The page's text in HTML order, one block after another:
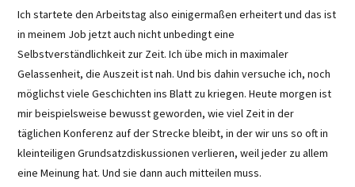
Ich startete den Arbeitstag also einigermaßen erheitert und das ist
in meinem Job jetzt auch nicht unbedingt eine
Selbstverständlichkeit zur Zeit. Ich übe mich in maximaler
Gelassenheit, die Auszeit ist nah. Und bis dahin versuche ich, noch
möglichst viele Geschichten ins Blatt zu kriegen. Heute morgen ist
mir beispielsweise bewusst geworden, wie viel Zeit in der
täglichen Konferenz auf der Strecke bleibt, in der wir uns so oft in
kleinteiligen Grundsatzdiskussionen verlieren, weil jeder zu allem
eine Meinung hat. Und sie dann auch mitteilen muss.